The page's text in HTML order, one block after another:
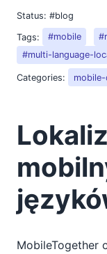
Status: #blog
Tags:
#mobile
#multi-language-
Categories:
MobileTogether